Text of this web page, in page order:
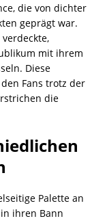
die von dichter
geprägt war.
mit ihrem
Diese
Fans trotz der
die
Palette an
ihren Bann